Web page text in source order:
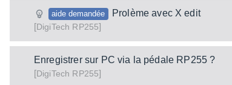
aide demandée
Prolème avec X edit
[DigiTech RP255]
Enregistrer sur PC via la pédale RP255 ?
[DigiTech RP255]